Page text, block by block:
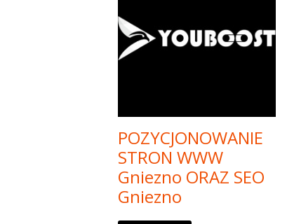
POZYCJONOWANIE
STRON WWW
Gniezno ORAZ SEO
Gniezno